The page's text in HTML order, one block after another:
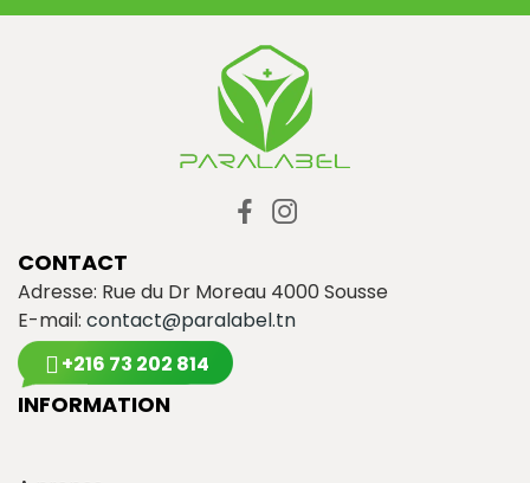
CONTACT
Adresse: Rue du Dr Moreau 4000 Sousse
E-mail: contact@paralabel.tn
+216 73 202 814
INFORMATION